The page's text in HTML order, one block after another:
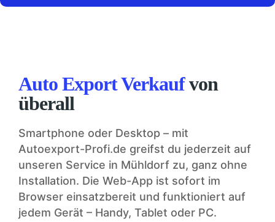
Auto Export Verkaufvon
überall
Smartphone oder Desktop – mit
Autoexport-Profi.de greifst du jederzeit auf
unseren Service in Mühldorf zu, ganz ohne
Installation. Die Web-App ist sofort im
Browser einsatzbereit und funktioniert auf
jedem Gerät – Handy, Tablet oder PC.